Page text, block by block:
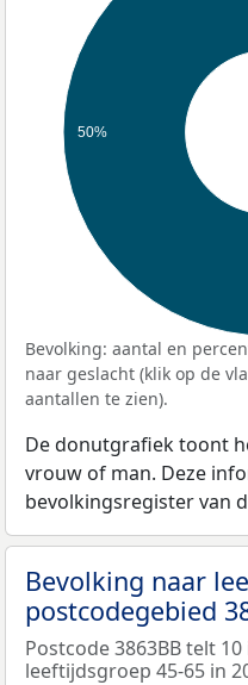
50%
Bevolking: aantal en
naar geslacht (klik op de
aantallen te zien).
De donutgrafiek toont
vrouw of man. Deze
bevolkingsregister van
Bevolking naar
postcodegebied
Postcode 3863BB telt
leeftijdsgroep 45-65 in